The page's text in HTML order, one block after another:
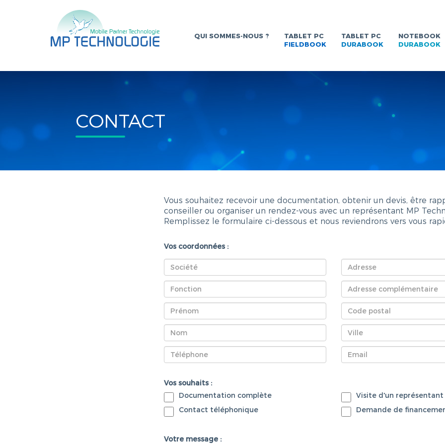
QUI SOMMES-NOUS ?
TABLET PC
FIELDBOOK
TABLET PC
DURABOOK
NOTEBOOK
DURABOOK
CONTACT
Vous souhaitez recevoir une documentation, obtenir un devis, être
conseiller ou organiser un rendez-vous avec un représentant MP
Remplissez le formulaire ci-dessous et nous reviendrons vers vous
Vos coordonnées :
Vos souhaits :
Documentation complète
Contact téléphonique
Visite d'un représentant
Demande de
Votre message :